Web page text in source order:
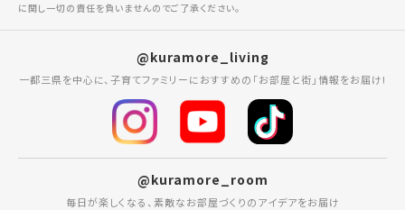
に関し一切の責任を負いませんのでご了承ください。
@kuramore_living
一都三県を中心に、子育てファミリーにおすすめの「お部屋と街」情報をお届け!
@kuramore_room
毎日が楽しくなる、素敵なお部屋づくりのアイデアをお届け